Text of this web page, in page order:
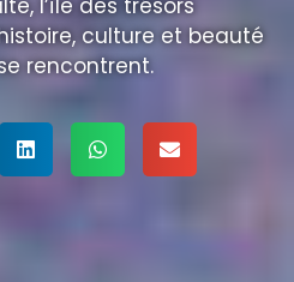
culture et beauté
rencontrent.